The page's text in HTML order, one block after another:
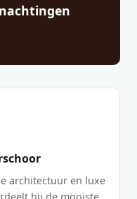
architectuur en luxe